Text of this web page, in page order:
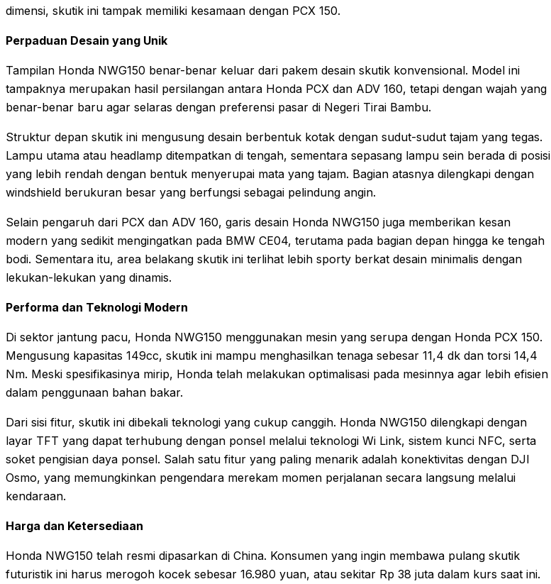
dimensi, skutik ini tampak memiliki kesamaan dengan PCX 150.
Perpaduan Desain yang Unik
Tampilan Honda NWG150 benar-benar keluar dari pakem desain skutik konvensional. Model ini
tampaknya merupakan hasil persilangan antara Honda PCX dan ADV 160, tetapi dengan wajah yang
benar-benar baru agar selaras dengan preferensi pasar di Negeri Tirai Bambu.
Struktur depan skutik ini mengusung desain berbentuk kotak dengan sudut-sudut tajam yang tegas.
Lampu utama atau headlamp ditempatkan di tengah, sementara sepasang lampu sein berada di posisi
yang lebih rendah dengan bentuk menyerupai mata yang tajam. Bagian atasnya dilengkapi dengan
windshield berukuran besar yang berfungsi sebagai pelindung angin.
Selain pengaruh dari PCX dan ADV 160, garis desain Honda NWG150 juga memberikan kesan
modern yang sedikit mengingatkan pada BMW CE04, terutama pada bagian depan hingga ke tengah
bodi. Sementara itu, area belakang skutik ini terlihat lebih sporty berkat desain minimalis dengan
lekukan-lekukan yang dinamis.
Performa dan Teknologi Modern
Di sektor jantung pacu, Honda NWG150 menggunakan mesin yang serupa dengan Honda PCX 150.
Mengusung kapasitas 149cc, skutik ini mampu menghasilkan tenaga sebesar 11,4 dk dan torsi 14,4
Nm. Meski spesifikasinya mirip, Honda telah melakukan optimalisasi pada mesinnya agar lebih efisien
dalam penggunaan bahan bakar.
Dari sisi fitur, skutik ini dibekali teknologi yang cukup canggih. Honda NWG150 dilengkapi dengan
layar TFT yang dapat terhubung dengan ponsel melalui teknologi Wi Link, sistem kunci NFC, serta
soket pengisian daya ponsel. Salah satu fitur yang paling menarik adalah konektivitas dengan DJI
Osmo, yang memungkinkan pengendara merekam momen perjalanan secara langsung melalui
kendaraan.
Harga dan Ketersediaan
Honda NWG150 telah resmi dipasarkan di China. Konsumen yang ingin membawa pulang skutik
futuristik ini harus merogoh kocek sebesar 16.980 yuan, atau sekitar Rp 38 juta dalam kurs saat ini.